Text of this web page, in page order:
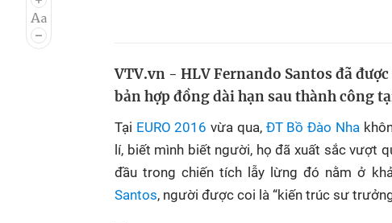
VTV.vn - HLV Fernando Santos đã
bản hợp đồng dài hạn sau thành công
Tại EURO 2016 vừa qua, ĐT Bồ Đào Nha
lí, biết mình biết người, họ đã xuất sắc vượt
đầu trong chiến tích lẫy lừng đó nằm ở
Santos, người được coi là “kiến trúc sư